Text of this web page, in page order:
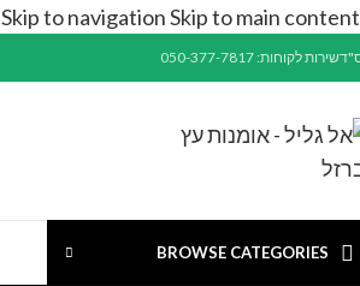
Skip to navigationSkip to main content
שירות לקוחות: 050-377-7817
BROWSE CATEGORIES